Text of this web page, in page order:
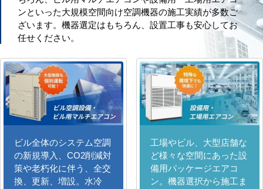
ンといった大規模空間向け空調機器の施工実績が多数ご
ざいます。機器選定はもちろん、設置工事も安心してお
任せください。
ビル全体のシステム空調
の新規導入、CO2削減対
策や老朽化に伴う、全交
換、更新、増設。水冷
工場やビル、大型店舗な
ど様々な空間にあった設
備用パッケージエアコ
ン。機器選択から施工ま